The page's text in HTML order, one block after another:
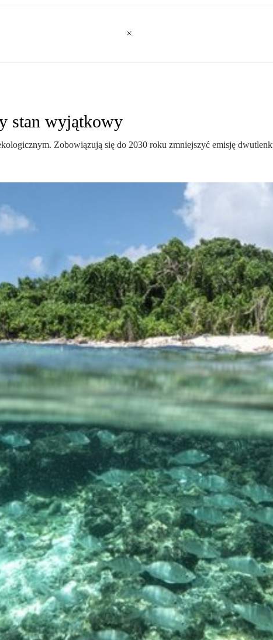
stan wyjątkowy
Zobowiązują się do 2030 roku zmniejszyć emisję